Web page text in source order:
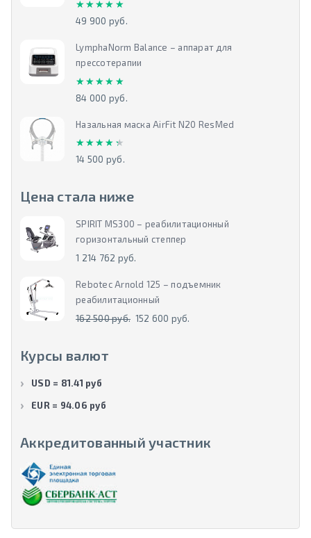
★★★★★
★★★★★
49 900 руб.
LymphaNorm Balance – аппарат для
прессотерапии
★★★★★
★★★★★
84 000 руб.
Назальная маска AirFit N20 ResMed
★★★★★
★★★★★
14 500 руб.
Цена стала ниже
SPIRIT MS300 – реабилитационный
горизонтальный степпер
1 214 762 руб.
Rebotec Arnold 125 – подъемник
реабилитационный
162 500 руб. 152 600 руб.
Курсы валют
USD = 81.41 руб
EUR = 94.06 руб
Аккредитованный участник